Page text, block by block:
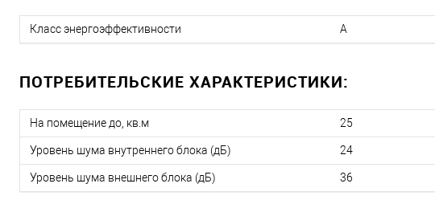
Класс энергоэффективности A
ПОТРЕБИТЕЛЬСКИЕ ХАРАКТЕРИСТИКИ:
На помещение до, кв.м 25
Уровень шума внутреннего блока (дБ) 24
Уровень шума внешнего блока (дБ) 36